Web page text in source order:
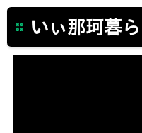
いぃ那珂暮